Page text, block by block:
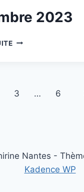
2023
DÉCEMBRE
3 … 6
Nantes -
Kadence WP